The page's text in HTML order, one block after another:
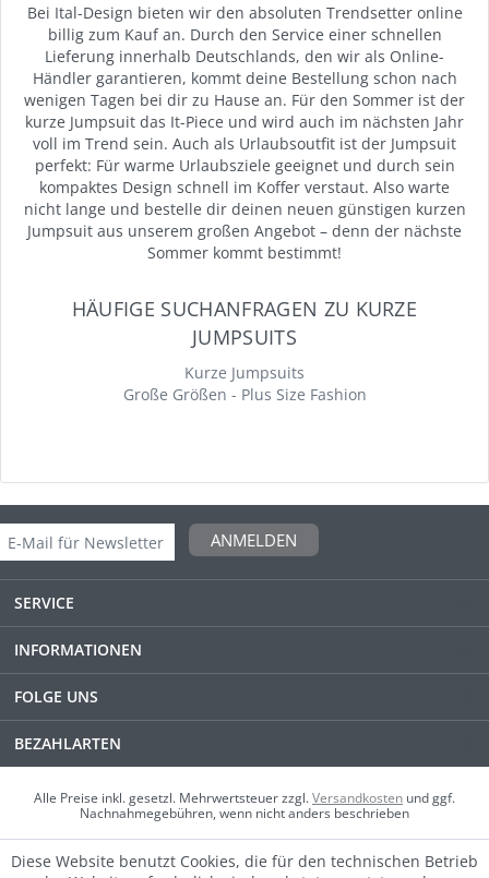
Bei Ital-Design bieten wir den absoluten Trendsetter online
billig zum Kauf an. Durch den Service einer schnellen
Lieferung innerhalb Deutschlands, den wir als Online-
Händler garantieren, kommt deine Bestellung schon nach
wenigen Tagen bei dir zu Hause an. Für den Sommer ist der
kurze Jumpsuit das It-Piece und wird auch im nächsten Jahr
voll im Trend sein. Auch als Urlaubsoutfit ist der Jumpsuit
perfekt: Für warme Urlaubsziele geeignet und durch sein
kompaktes Design schnell im Koffer verstaut. Also warte
nicht lange und bestelle dir deinen neuen günstigen kurzen
Jumpsuit aus unserem großen Angebot – denn der nächste
Sommer kommt bestimmt!
HÄUFIGE SUCHANFRAGEN ZU KURZE
JUMPSUITS
Kurze Jumpsuits
Große Größen - Plus Size Fashion
ANMELDEN
SERVICE
INFORMATIONEN
FOLGE UNS
BEZAHLARTEN
Alle Preise inkl. gesetzl. Mehrwertsteuer zzgl.Versandkosten und ggf.
Nachnahmegebühren, wenn nicht anders beschrieben
Diese Website benutzt Cookies, die für den technischen Betrieb